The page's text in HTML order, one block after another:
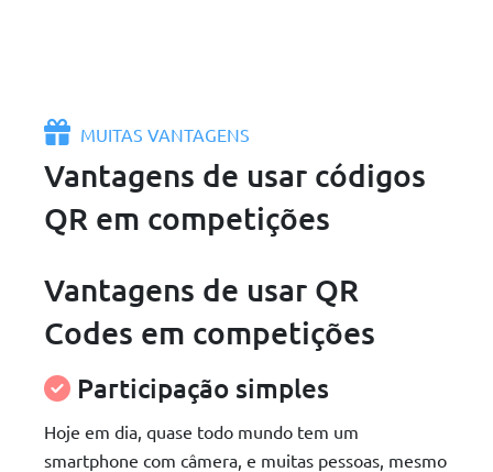
MUITAS VANTAGENS
Vantagens de usar códigos
QR em competições
Vantagens de usar QR
Codes em competições
Participação simples
Hoje em dia, quase todo mundo tem um
smartphone com câmera, e muitas pessoas, mesmo